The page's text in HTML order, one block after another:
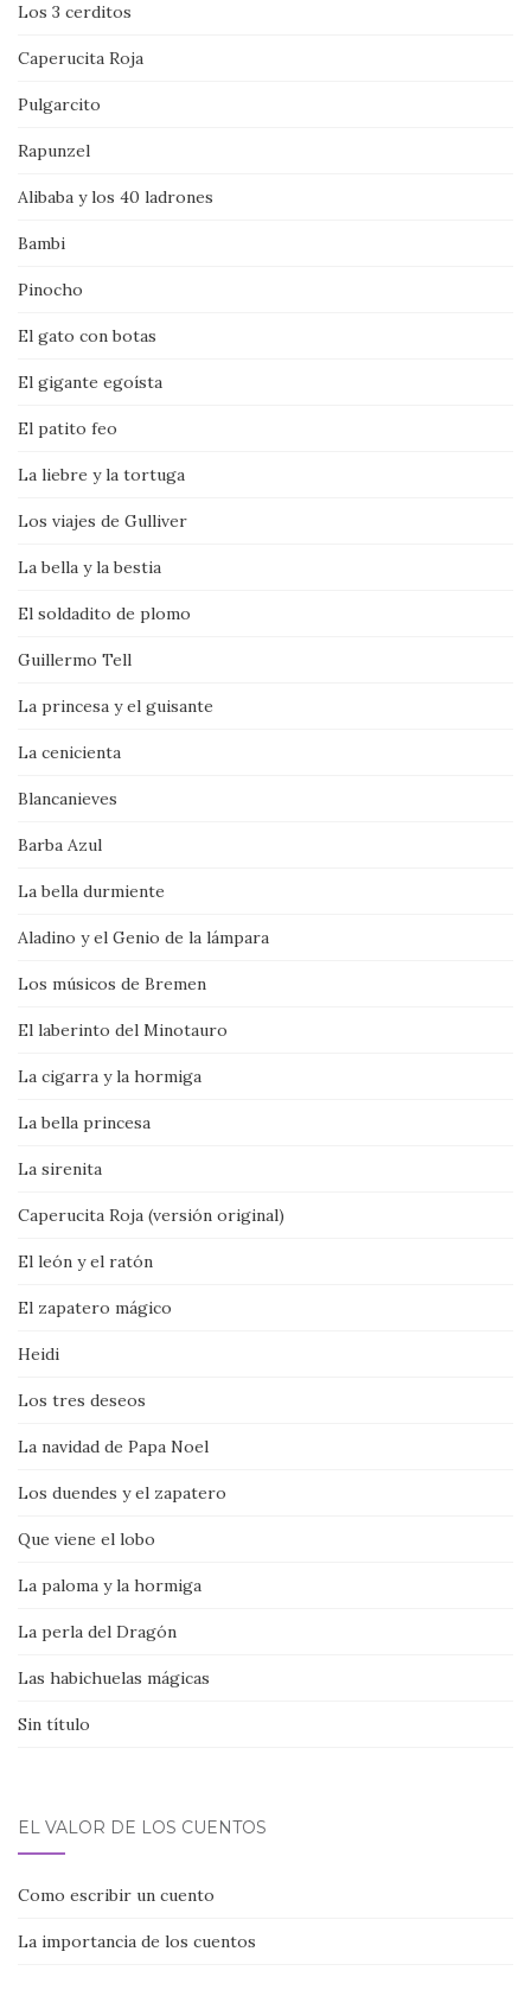
Los 3 cerditos
Caperucita Roja
Pulgarcito
Rapunzel
Alibaba y los 40 ladrones
Bambi
Pinocho
El gato con botas
El gigante egoísta
El patito feo
La liebre y la tortuga
Los viajes de Gulliver
La bella y la bestia
El soldadito de plomo
Guillermo Tell
La princesa y el guisante
La cenicienta
Blancanieves
Barba Azul
La bella durmiente
Aladino y el Genio de la lámpara
Los músicos de Bremen
El laberinto del Minotauro
La cigarra y la hormiga
La bella princesa
La sirenita
Caperucita Roja (versión original)
El león y el ratón
El zapatero mágico
Heidi
Los tres deseos
La navidad de Papa Noel
Los duendes y el zapatero
Que viene el lobo
La paloma y la hormiga
La perla del Dragón
Las habichuelas mágicas
Sin título
EL VALOR DE LOS CUENTOS
Como escribir un cuento
La importancia de los cuentos